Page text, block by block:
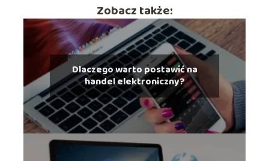
Zobacz także:
Dlaczego warto postawić na
handel elektroniczny?